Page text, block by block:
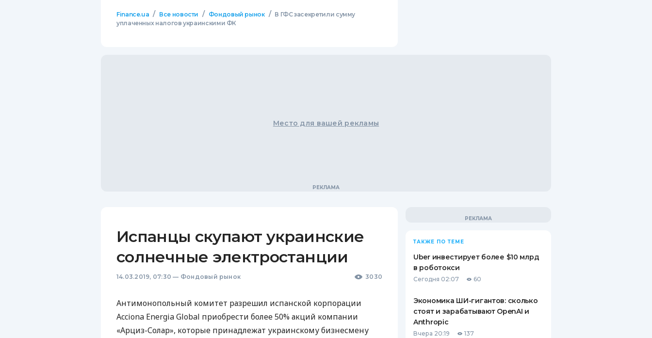
Finance.ua / Все новости / Фондовый рынок / В ГФС засекретили сумму
уплаченных налогов украинскими ФК
Место для вашей рекламы
Испанцы скупают украинские
солнечные электростанции
14.03.2019, 07:30 — Фондовый рынок 3030
Антимонопольный комитет разрешил испанской корпорации
Acciona Energia Global приобрести более 50% акций компании
«Арциз-Солар», которые принадлежат украинскому бизнесмену
ТАКЖЕ ПО ТЕМЕ
Uber инвестирует более $10 млрд
в роботокси
Сегодня 02:07 60
Экономика ШИ-гигантов: сколько
стоят и зарабатывают OpenAI и
Anthropic
Вчера 20:19 137